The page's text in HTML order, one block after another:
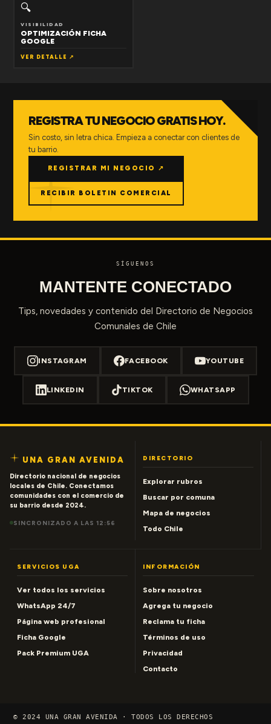
🔍
VISIBILIDAD
OPTIMIZACIÓN FICHA
GOOGLE
VER DETALLE ↗
REGISTRA TU NEGOCIO GRATIS HOY.
Sin costo, sin letra chica. Empieza a conectar con clientes de
tu barrio.
REGISTRAR MI NEGOCIO ↗
RECIBIR BOLETIN COMERCIAL
SÍGUENOS
MANTENTE CONECTADO
Tips, novedades y contenido del Directorio de Negocios
Comunales de Chile
INSTAGRAM FACEBOOK YOUTUBE
LINKEDIN TIKTOK WHATSAPP
UNA GRAN AVENIDA
Directorio nacional de negocios
locales de Chile. Conectamos
comunidades con el comercio de
su barrio desde 2024.
SINCRONIZADO A LAS 12:56
DIRECTORIO
Explorar rubros
Buscar por comuna
Mapa de negocios
Todo Chile
SERVICIOS UGA
Ver todos los servicios
WhatsApp 24/7
Página web profesional
Ficha Google
Pack Premium UGA
INFORMACIÓN
Sobre nosotros
Agrega tu negocio
Reclama tu ficha
Términos de uso
Privacidad
Contacto
© 2024 UNA GRAN AVENIDA · TODOS LOS DERECHOS